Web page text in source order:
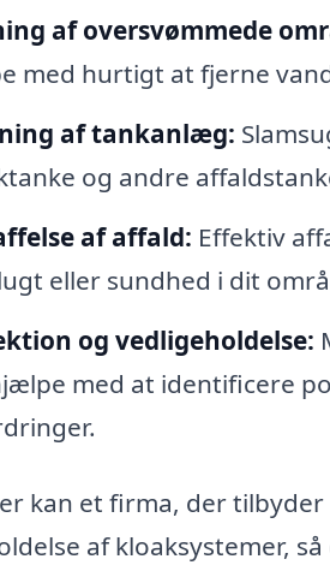
af oversvømmede
med hurtigt at fjerne
af tankanlæg:
og andre
af affald: Effektiv
eller sundhed i dit
og vedligeholdelse:
med at identificere
kan et firma, der
af kloaksystemer,